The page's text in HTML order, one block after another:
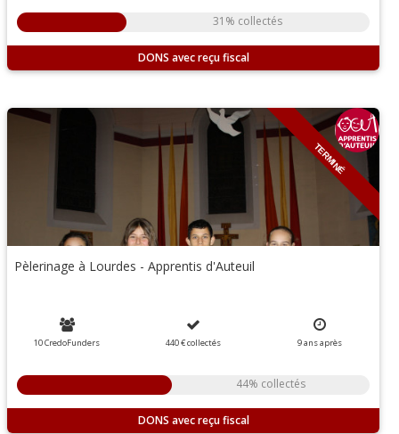
31% collectés
DONS
TERMINÉ
Pèlerinage à Lourdes - Apprentis d'Auteuil
10 CredoFunders 440 €collectés 9ansaprès
44% collectés
DONS